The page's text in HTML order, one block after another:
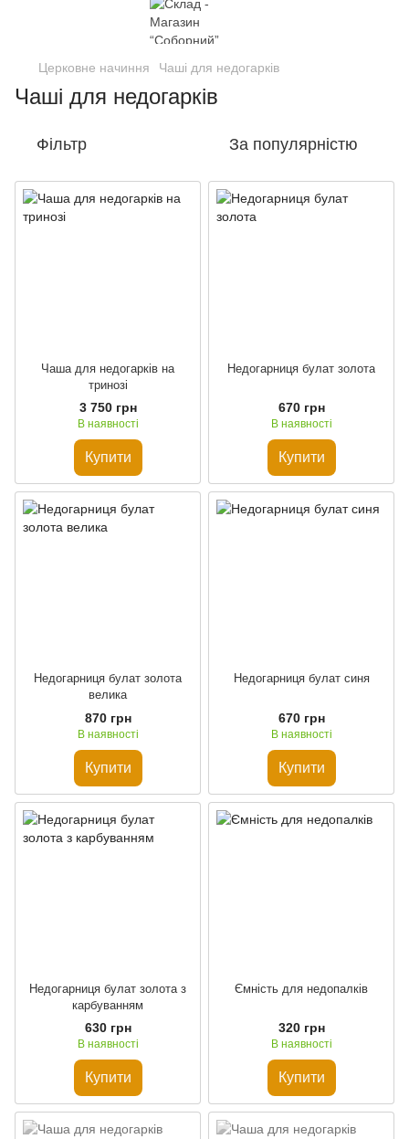
Церковне начиння Чаші для недогарків
Чаші для недогарків
Фільтр За популярністю
Чаша для недогарків на
тринозі
3 750 грн
В наявності
Купити
Недогарниця булат золота
670 грн
В наявності
Купити
Недогарниця булат золота
велика
870 грн
В наявності
Купити
Недогарниця булат синя
670 грн
В наявності
Купити
Недогарниця булат золота з
карбуванням
630 грн
В наявності
Купити
Ємність для недопалків
320 грн
В наявності
Купити